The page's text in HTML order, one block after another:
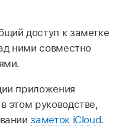
доступ к заметке
ними совместно
приложения
этом руководстве,
заметок iCloud.